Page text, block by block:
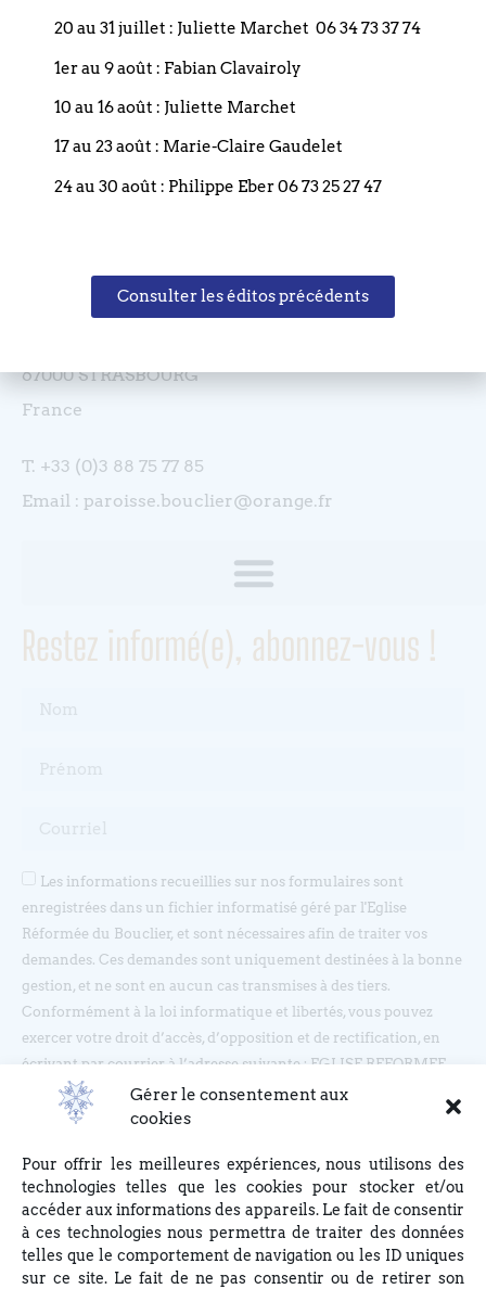
Gérer le consentement aux
cookies
Pour offrir les meilleures expériences, nous utilisons des
technologies telles que les cookies pour stocker et/ou
accéder aux informations des appareils. Le fait de consentir
à ces technologies nous permettra de traiter des données
telles que le comportement de navigation ou les ID uniques
sur ce site. Le fait de ne pas consentir ou de retirer son
Suivant
Eglise réformée du Bouclier
67000 STRASBOURG
France
T. +33 (0)3 88 75 77 85
Email : paroisse.bouclier@orange.fr
Restez informé(e), abonnez-vous !
Les informations recueillies sur nos formulaires sont
enregistrées dans un fichier informatisé géré par l'Eglise
Réformée du Bouclier, et sont nécessaires afin de traiter vos
demandes. Ces demandes sont uniquement destinées à la bonne
gestion, et ne sont en aucun cas transmises à des tiers.
Conformément à la loi informatique et libertés, vous pouvez
exercer votre droit d’accès, d’opposition et de rectification, en
écrivant par courrier à l’adresse suivante : EGLISE REFORMEE
DU BOUCLIER, 4 rue du Bouclier, 67000 STRASBOURG ou en
écrivant à eglise(at)lebouclier.fr
Je m'abonne
20 au 31 juillet : Juliette Marchet 06 34 73 37 74
1er au 9 août : Fabian Clavairoly
10 au 16 août : Juliette Marchet
17 au 23 août : Marie-Claire Gaudelet
24 au 30 août : Philippe Eber 06 73 25 27 47
Consulter les éditos précédents